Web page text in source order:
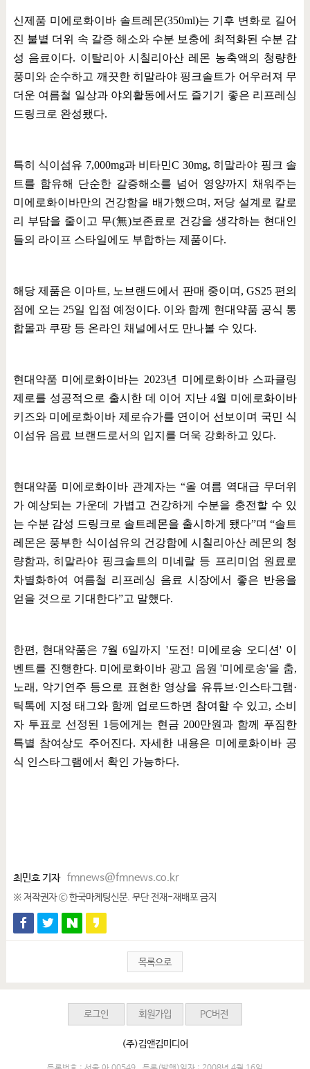
신제품 미에로화이바 솔트레몬(350ml)는 기후 변화로 길어
진 불볕 더위 속 갈증 해소와 수분 보충에 최적화된 수분 감
성 음료이다. 이탈리아 시칠리아산 레몬 농축액의 청량한
풍미와 순수하고 깨끗한 히말라야 핑크솔트가 어우러져 무
더운 여름철 일상과 야외활동에서도 즐기기 좋은 리프레싱
드링크로 완성됐다.
특히 식이섬유 7,000mg과 비타민C 30mg,히말라야 핑크 솔
트를 함유해 단순한 갈증해소를 넘어 영양까지 채워주는
미에로화이바만의 건강함을 배가했으며 , 저당 설계로 칼로
리 부담을 줄이고 무(無)보존료로 건강을 생각하는 현대인
들의 라이프 스타일에도 부합하는 제품이다.
해당 제품은 이마트, 노브랜드에서 판매 중이며 , GS25 편의
점에 오는 25일 입점 예정이다. 이와 함께 현대약품 공식 통
합몰과 쿠팡 등 온라인 채널에서도 만나볼 수 있다.
현대약품 미에로화이바는 2023년 미에로화이바 스파클링
제로를 성공적으로 출시한 데 이어 지난4월 미에로화이바
키즈와 미에로화이바 제로슈가를 연이어 선보이며 국민 식
이섬유 음료 브랜드로서의 입지를 더욱 강화하고 있다.
현대약품 미에로화이바 관계자는 “올 여름 역대급 무더위
가 예상되는 가운데 가볍고 건강하게 수분을 충전할 수 있
는 수분 감성 드링크로 솔트레몬을 출시하게 됐다”며“솔트
레몬은 풍부한 식이섬유의 건강함에 시칠리아산 레몬의 청
량함과,히말라야 핑크솔트의 미네랄 등 프리미엄 원료로
차별화하여 여름철 리프레싱 음료 시장에서 좋은 반응을
얻을 것으로 기대한다”고 말했다.
한편 , 현대약품은 7월6일까지 '도전 ! 미에로송 오디션' 이
벤트를 진행한다. 미에로화이바 광고 음원'미에로송'을 춤,
노래 , 악기연주 등으로 표현한 영상을 유튜브 ·인스타그램·
틱톡에 지정 태그와 함께 업로드하면 참여할 수 있고, 소비
자 투표로 선정된 1 등에게는 현금 200만원과 함께 푸짐한
특별 참여상도 주어진다. 자세한 내용은 미에로화이바 공
식 인스타그램에서 확인 가능하다.
최민호 기자 fmnews@fmnews.co.kr
※ 저작권자 ⓒ 한국마케팅신문. 무단 전재-재배포 금지
목록으로
로그인 회원가입 PC버전
(주)김앤김미디어